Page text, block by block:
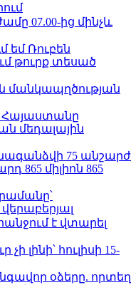
07.00-ից մինչև
Ռուբեն
թուրք տեսած
մանկապղծության
մեդալային
75 անշարժ
865 միլիոն 865
է վտարել
լինի՝ հուլիսի 15-
օձերը. որտեղ